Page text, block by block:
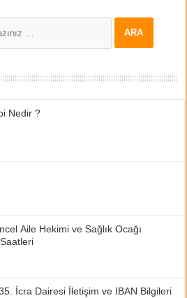
Nedir ?
Aile Hekimi ve Sağlık Ocağı
İcra Dairesi İletişim ve IBAN Bilgileri